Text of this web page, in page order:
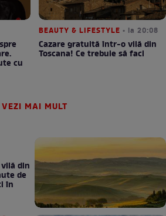
cu
BEAUTY & LIFESTYLE • la 20:08
Cazare gratuită într-o vilă din
Toscana! Ce trebuie să faci
VEZI MAI MULT
din
de
în